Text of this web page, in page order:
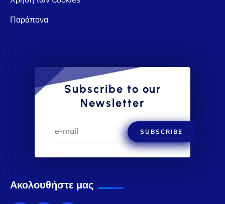
Παράπονα
Subscribe to our
Newsletter
SUBSCRIBE
Ακολουθήστε μας